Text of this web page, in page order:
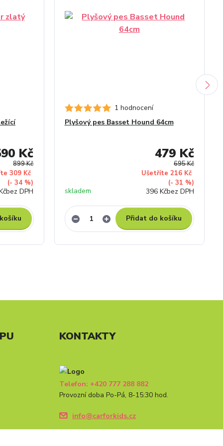
899 Kč
309 Kč
(- 34 %)
Kč
bez DPH
1 hodnocení
Plyšový pes Basset Hound 64cm
695 Kč
Ušetříte 216 Kč
(- 31 %)
479 Kč
396 Kčbez DPH
skladem
Přidat do košíku
KONTAKTY
Telefon: +420 777 288 882
Provozní doba Po-Pá, 8-15:30 hod.
info@carforkids.cz